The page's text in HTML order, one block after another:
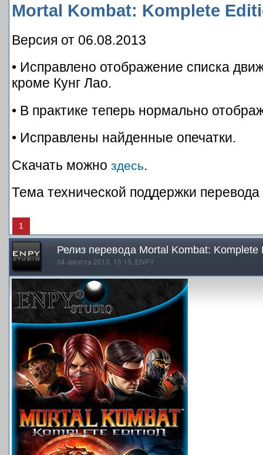
Mortal Kombat: Komplete
Версия от 06.08.2013
• Исправлено отображение списка
кроме Кунг Лао.
• В практике теперь нормально
• Исправлены найденные опечатки.
Скачать можно здесь.
Тема технической поддержки
1
Релиз перевода Mortal Kombat: Komplete
04 августа 2013, 15:15, ENPY